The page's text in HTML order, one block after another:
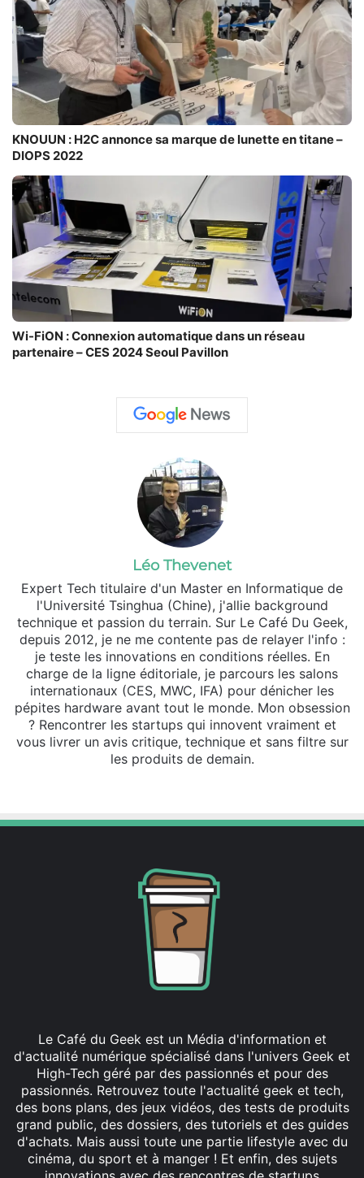
KNOUUN : H2C annonce sa marque de lunette en titane –
DIOPS 2022
Wi-FiON : Connexion automatique dans un réseau
partenaire – CES 2024 Seoul Pavillon
Léo Thevenet
Expert Tech titulaire d'un Master en Informatique de
l'Université Tsinghua (Chine), j'allie background
technique et passion du terrain. Sur Le Café Du Geek,
depuis 2012, je ne me contente pas de relayer l'info :
je teste les innovations en conditions réelles. En
charge de la ligne éditoriale, je parcours les salons
internationaux (CES, MWC, IFA) pour dénicher les
pépites hardware avant tout le monde. Mon obsession
? Rencontrer les startups qui innovent vraiment et
vous livrer un avis critique, technique et sans filtre sur
les produits de demain.
Le Café du Geek est un Média d'information et
d'actualité numérique spécialisé dans l'univers Geek et
High-Tech géré par des passionnés et pour des
passionnés. Retrouvez toute l'actualité geek et tech,
des bons plans, des jeux vidéos, des tests de produits
grand public, des dossiers, des tutoriels et des guides
d'achats. Mais aussi toute une partie lifestyle avec du
cinéma, du sport et à manger ! Et enfin, des sujets